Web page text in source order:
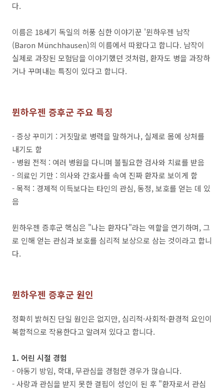
다.
이름은 18세기 독일의 허풍 심한 이야기꾼 '뮌하우젠 남작
(Baron Münchhausen)의 이름에서 따왔다고 합니다. 남작이
실제로 과장된 모험담을 이야기했던 것처럼, 환자도 병을 과장하
거나 꾸며내는 특징이 있다고 합니다.
뮌하우젠 증후군 주요 특징
- 증상 꾸미기 : 거짓말로 병력을 말하거나, 실제로 몸에 상처를
내기도 함
- 병원 전적 : 여러 병원을 다니며 불필요한 검사와 치료를 받음
- 의료인 기만 : 의사와 간호사를 속여 진짜 환자로 보이게 함
- 목적 : 경제적 이득보다는 타인의 관심, 동정, 보호를 얻는 데 있
음
뮌하우젠 증후군 핵심은 "나는 환자다"라는 역할을 연기하며, 그
로 인해 얻는 관심과 보호를 심리적 보상으로 삼는 것이라고 합니
다.
뮌하우젠 증후군 원인
정확히 밝혀진 단일 원인은 없지만, 심리적·사회적·환경적 요인이
복합적으로 작용한다고 알려져 있다고 합니다.
1. 어린 시절 경험
- 아동기 방임, 학대, 무관심을 경험한 경우가 많습니다.
- 사랑과 관심을 받지 못한 결핍이 성인이 된 후 "환자로서 관심